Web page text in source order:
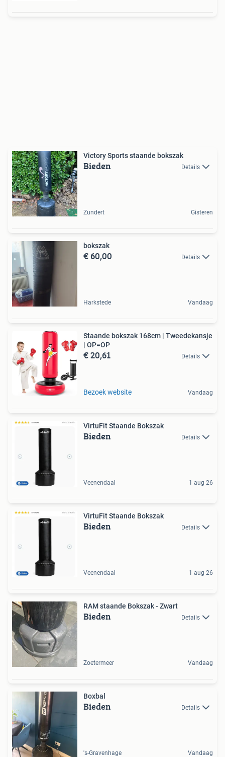
Victory Sports staande bokszak
Bieden Details
Zundert Gisteren
bokszak
€ 60,00 Details
Harkstede Vandaag
Staande bokszak 168cm | Tweedekansje
| OP=OP
€ 20,61 Details
Bezoek website Vandaag
VirtuFit Staande Bokszak
Bieden Details
Veenendaal 1 aug 26
VirtuFit Staande Bokszak
Bieden Details
Veenendaal 1 aug 26
RAM staande Bokszak - Zwart
Bieden Details
Zoetermeer Vandaag
Boxbal
Bieden Details
's-Gravenhage Vandaag